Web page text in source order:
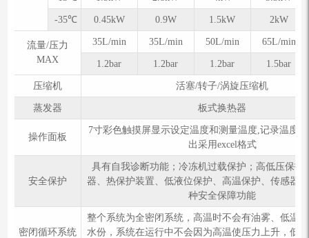
-35℃ 0.45kW 0.9W 1.5kW 2kW
流量/压力
MAX
35L/min 35L/min 50L/min 65L/min
1.2bar 1.2bar 1.2bar 1.5bar
压缩机 活塞/转子/涡旋压缩机
蒸发器 板式换热器
操作面板
7寸彩色触摸屏显示设定温度和测量温度,记录温度
出采用excel格式
安全保护
具有自我诊断功能；冷冻机过载保护；高低压保护
器、热保护装置、低液位保护、高温保护、传感器
种安全保障功能
密闭循环系统
整个系统为全密闭系统，高温时不会有油雾、低温
水份，系统在运行中不会因为高温使压力上升，低